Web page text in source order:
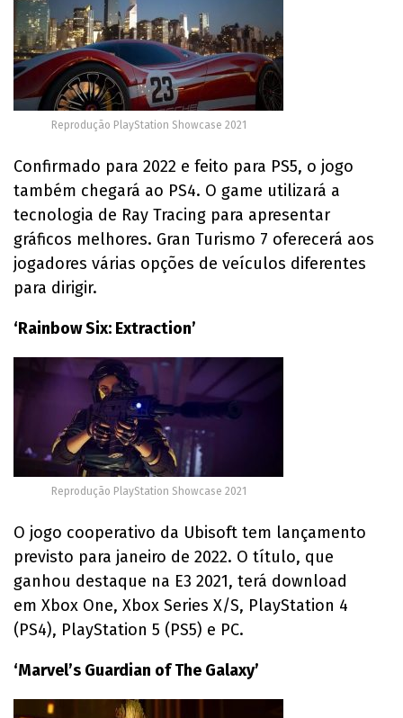
Reprodução PlayStation Showcase 2021
Confirmado para 2022 e feito para PS5, o jogo
também chegará ao PS4. O game utilizará a
tecnologia de Ray Tracing para apresentar
gráficos melhores. Gran Turismo 7 oferecerá aos
jogadores várias opções de veículos diferentes
para dirigir.
‘Rainbow Six: Extraction’
Reprodução PlayStation Showcase 2021
O jogo cooperativo da Ubisoft tem lançamento
previsto para janeiro de 2022. O título, que
ganhou destaque na E3 2021, terá download
em Xbox One, Xbox Series X/S, PlayStation 4
(PS4), PlayStation 5 (PS5) e PC.
‘Marvel’s Guardian of The Galaxy’